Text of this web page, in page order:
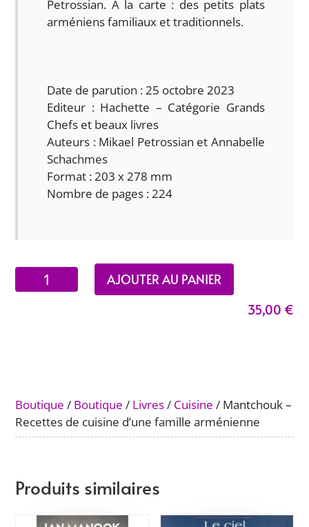
Petrossian. A la carte : des petits plats
arméniens familiaux et traditionnels.
Date de parution : 25 octobre 2023
Editeur : Hachette – Catégorie Grands
Chefs et beaux livres
Auteurs : Mikael Petrossian et Annabelle
Schachmes
Format : 203 x 278 mm
Nombre de pages : 224
quantité
de
famille
arménienne
AJOUTER AU PANIER
35,00 €
Boutique / Boutique / Livres/ Cuisine / Mantchouk –
Recettes de cuisine d’une famille arménienne
Produits similaires